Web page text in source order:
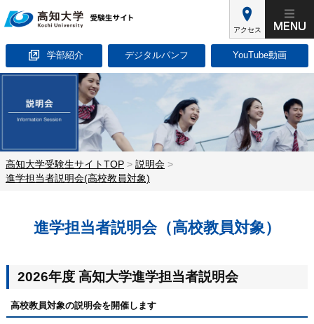
アクセス
学部紹介 デジタルパンフ YouTube動画
高知大学受験生サイトTOP > 説明会 >
進学担当者説明会(高校教員対象)
進学担当者説明会（高校教員対象）
2026年度 高知大学進学担当者説明会
高校教員対象の説明会を開催します